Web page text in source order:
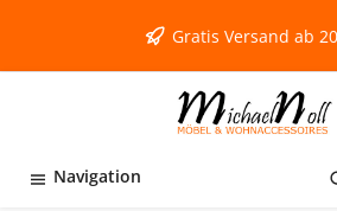
Gratis Versand ab
Navigation